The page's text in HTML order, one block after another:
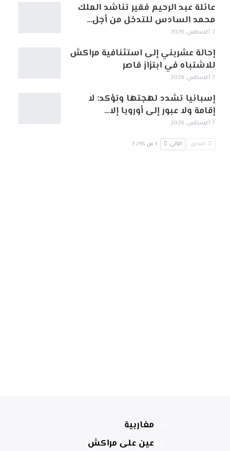
عائلة عبد الرحيم فقير تناشد الملك
محمد السادس للتدخل من أجل…
7 أغسطس, 2026
إحالة عشريني إلى استئنافية مراكش
للاشتباه في ابتزاز قاصر
7 أغسطس, 2026
إسبانيا تشدد لهجتها وتؤكد: لا
إقامة ولا عبور إلى أوروبا إلا…
7 أغسطس, 2026
السابق التالي 1 من 7٬293
مغاربية
عين على مراكش